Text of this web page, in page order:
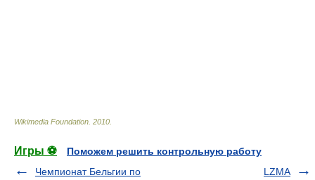
Wikimedia Foundation 2010
Игры ⚽
Поможем решить контрольную работу
Чемпионат Бельгии по
LZMA